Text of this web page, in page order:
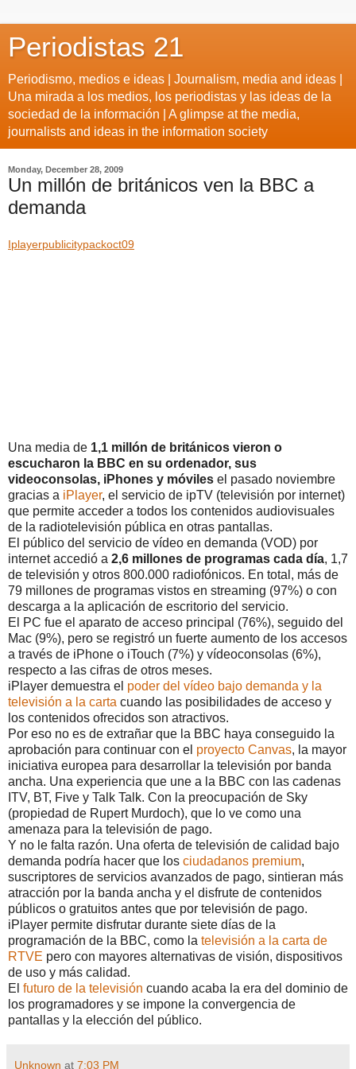
Periodistas 21
Periodismo, medios e ideas | Journalism, media and ideas |
Una mirada a los medios, los periodistas y las ideas de la
sociedad de la información | A glimpse at the media,
journalists and ideas in the information society
Monday, December 28, 2009
Un millón de británicos ven la BBC a
demanda
Iplayerpublicitypackoct09
Una media de 1,1 millón de británicos vieron o
escucharon la BBC en su ordenador, sus
videoconsolas, iPhones y móviles el pasado noviembre
gracias a iPlayer, el servicio de ipTV (televisión por internet)
que permite acceder a todos los contenidos audiovisuales
de la radiotelevisión pública en otras pantallas.
El público del servicio de vídeo en demanda (VOD) por
internet accedió a 2,6 millones de programas cada día, 1,7
de televisión y otros 800.000 radiofónicos. En total, más de
79 millones de programas vistos en streaming (97%) o con
descarga a la aplicación de escritorio del servicio.
El PC fue el aparato de acceso principal (76%), seguido del
Mac (9%), pero se registró un fuerte aumento de los accesos
a través de iPhone o iTouch (7%) y vídeoconsolas (6%),
respecto a las cifras de otros meses.
iPlayer demuestra el poder del vídeo bajo demanda y la
televisión a la carta cuando las posibilidades de acceso y
los contenidos ofrecidos son atractivos.
Por eso no es de extrañar que la BBC haya conseguido la
aprobación para continuar con el proyecto Canvas, la mayor
iniciativa europea para desarrollar la televisión por banda
ancha. Una experiencia que une a la BBC con las cadenas
ITV, BT, Five y Talk Talk. Con la preocupación de Sky
(propiedad de Rupert Murdoch), que lo ve como una
amenaza para la televisión de pago.
Y no le falta razón. Una oferta de televisión de calidad bajo
demanda podría hacer que los ciudadanos premium,
suscriptores de servicios avanzados de pago, sintieran más
atracción por la banda ancha y el disfrute de contenidos
públicos o gratuitos antes que por televisión de pago.
iPlayer permite disfrutar durante siete días de la
programación de la BBC, como la televisión a la carta de
RTVE pero con mayores alternativas de visión, dispositivos
de uso y más calidad.
El futuro de la televisión cuando acaba la era del dominio de
los programadores y se impone la convergencia de
pantallas y la elección del público.
Unknown at 7:03 PM